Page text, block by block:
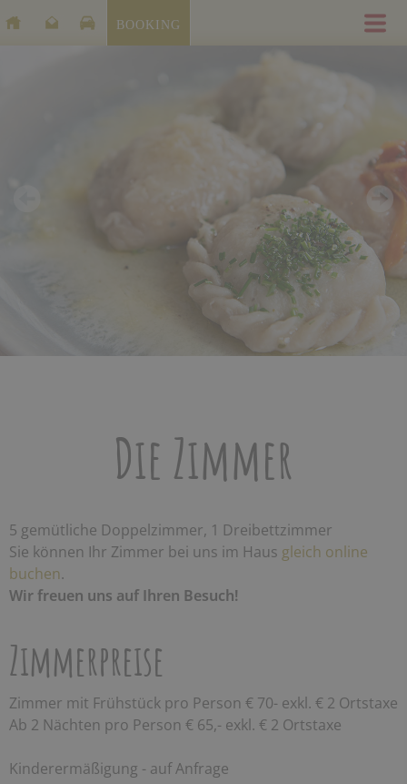
BOOKING
Die Zimmer
5 gemütliche Doppelzimmer, 1 Dreibettzimmer
Sie können Ihr Zimmer bei uns im Haus gleich online
buchen.
Wir freuen uns auf Ihren Besuch!
Zimmerpreise
Zimmer mit Frühstück pro Person € 70- exkl. € 2 Ortstaxe
Ab 2 Nächten pro Person € 65,- exkl. € 2 Ortstaxe
Kinderermäßigung - auf Anfrage